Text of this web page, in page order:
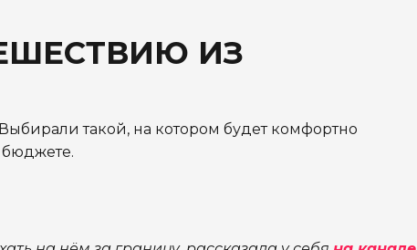
ИЗ
такой, на котором будет комфортно
бюджете.